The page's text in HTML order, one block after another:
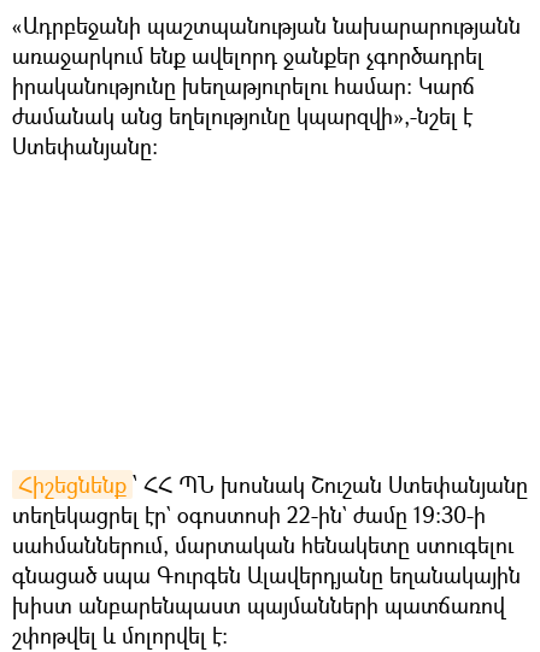
«Ադրբեջանի պաշտպանության նախարարությանն
առաջարկում ենք ավելորդ ջանքեր չգործադրել
իրականությունը խեղաթյուրելու համար: Կարճ
ժամանակ անց եղելությունը կպարզվի»,-նշել է
Ստեփանյանը:
Հիշեցնենք ՝ ՀՀ ՊՆ խոսնակ Շուշան Ստեփանյանը
տեղեկացրել էր` օգոստոսի 22-ին` ժամը 19:30-ի
սահմաններում, մարտական հենակետը ստուգելու
գնացած սպա Գուրգեն Ալավերդյանը եղանակային
խիստ անբարենպաստ պայմանների պատճառով
շփոթվել և մոլորվել է: